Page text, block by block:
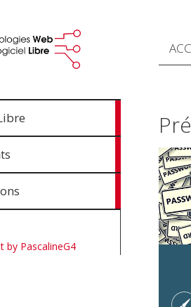
by PascalineG4